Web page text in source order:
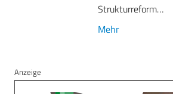
Strukturreform…
Mehr
Anzeige